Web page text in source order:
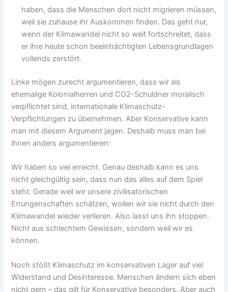
haben, dass die Menschen dort nicht migrieren müssen,
weil sie zuhause ihr Auskommen finden. Das geht nur,
wenn der Klimawandel nicht so weit fortschreitet, dass
er ihre heute schon beeinträchtigten Lebensgrundlagen
vollends zerstört.
Linke mögen zurecht argumentieren, dass wir als
ehemalige Kolonialherren und CO2-Schuldner moralisch
verpflichtet sind, internationale Klimaschutz-
Verpflichtungen zu übernehmen. Aber Konservative kann
man mit diesem Argument jagen. Deshalb muss man bei
ihnen anders argumentieren:
Wir haben so viel erreicht. Genau deshalb kann es uns
nicht gleichgültig sein, dass nun das alles auf dem Spiel
steht. Gerade weil wir unsere zivilisatorischen
Errungenschaften schätzen, wollen wir sie nicht durch den
Klimawandel wieder verlieren. Also lasst uns ihn stoppen.
Nicht aus schlechtem Gewissen, sondern weil wir es
können.
Noch stößt Klimaschutz im konservativen Lager auf viel
Widerstand und Desinteresse. Menschen ändern sich eben
nicht gern – das gilt für Konservative besonders. Aber auch